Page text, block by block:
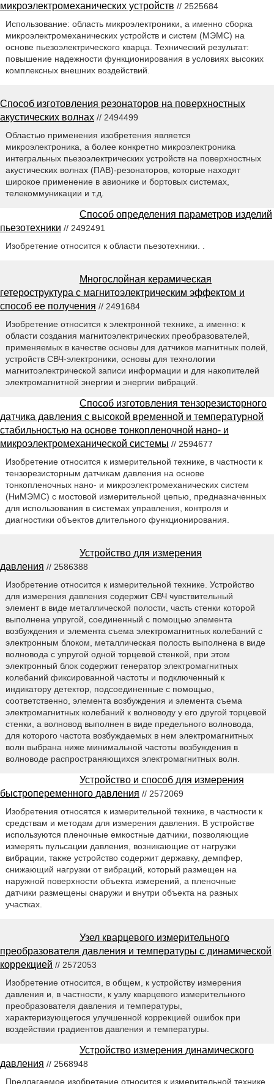
микроэлектромеханических устройств // 2525684
Использование: область микроэлектроники, а именно сборка
микроэлектромеханических устройств и систем (МЭМС) на
основе пьезоэлектрического кварца. Технический результат:
повышение надежности функционирования в условиях высоких
комплексных внешних воздействий.
Способ изготовления резонаторов на поверхностных
акустических волнах // 2494499
Областью применения изобретения является
микроэлектроника, а более конкретно микроэлектроника
интегральных пьезоэлектрических устройств на поверхностных
акустических волнах (ПАВ)-резонаторов, которые находят
широкое применение в авионике и бортовых системах,
телекоммуникации и т.д.
Способ определения параметров изделий
пьезотехники // 2492491
Изобретение относится к области пьезотехники. .
Многослойная керамическая
гетероструктура с магнитоэлектрическим эффектом и
способ ее получения // 2491684
Изобретение относится к электронной технике, а именно: к
области создания магнитоэлектрических преобразователей,
применяемых в качестве основы для датчиков магнитных полей,
устройств СВЧ-электроники, основы для технологии
магнитоэлектрической записи информации и для накопителей
электромагнитной энергии и энергии вибраций.
Способ изготовления тензорезисторного
датчика давления с высокой временной и температурной
стабильностью на основе тонкопленочной нано- и
микроэлектромеханической системы // 2594677
Изобретение относится к измерительной технике, в частности к
тензорезисторным датчикам давления на основе
тонкопленочных нано- и микроэлектромеханических систем
(НиМЭМС) с мостовой измерительной цепью, предназначенных
для использования в системах управления, контроля и
диагностики объектов длительного функционирования.
Устройство для измерения
давления // 2586388
Изобретение относится к измерительной технике. Устройство
для измерения давления содержит СВЧ чувствительный
элемент в виде металлической полости, часть стенки которой
выполнена упругой, соединенный с помощью элемента
возбуждения и элемента съема электромагнитных колебаний с
электронным блоком, металлическая полость выполнена в виде
волновода с упругой одной торцевой стенкой, при этом
электронный блок содержит генератор электромагнитных
колебаний фиксированной частоты и подключенный к
индикатору детектор, подсоединенные с помощью,
соответственно, элемента возбуждения и элемента съема
электромагнитных колебаний к волноводу у его другой торцевой
стенки, а волновод выполнен в виде предельного волновода,
для которого частота возбуждаемых в нем электромагнитных
волн выбрана ниже минимальной частоты возбуждения в
волноводе распространяющихся электромагнитных волн.
Устройство и способ для измерения
быстропеременного давления // 2572069
Изобретения относятся к измерительной технике, в частности к
средствам и методам для измерения давления. В устройстве
используются пленочные емкостные датчики, позволяющие
измерять пульсации давления, возникающие от нагрузки
вибрации, также устройство содержит державку, демпфер,
снижающий нагрузки от вибраций, который размещен на
наружной поверхности объекта измерений, а пленочные
датчики размещены снаружи и внутри объекта на разных
участках.
Узел кварцевого измерительного
преобразователя давления и температуры с динамической
коррекцией // 2572053
Изобретение относится, в общем, к устройству измерения
давления и, в частности, к узлу кварцевого измерительного
преобразователя давления и температуры,
характеризующегося улучшенной коррекцией ошибок при
воздействии градиентов давления и температуры.
Устройство измерения динамического
давления // 2568948
Предлагаемое изобретение относится к измерительной технике,